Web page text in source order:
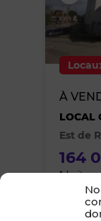
À
LOCAL
Est de
164
*droits